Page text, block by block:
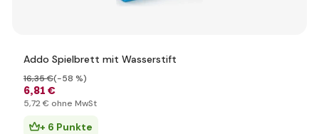
Addo Spielbrett mit Wasserstift
6,81 €
16,35 €(-58 %)
5,72 € ohne MwSt
+ 6 Punkte